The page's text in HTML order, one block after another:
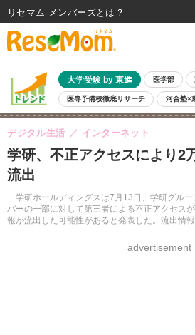
大学受験 by 東進 医学部
医専予備校徹底リサーチ 河合塾×
親子で考える大学選び 高校受験 中学受験
共通テスト 夏休み 8月開催学校説明会・相談
8月開催イベント・WS 全国公立高校 過去問
自由研究教材（小学生向け）
学研、不正アクセスにより2
流出
学研ホールディングスは7月13日、学研グルー
バーの一部に対して第三者による不正アクセス
報が流出した可能性があると発表した。流出情
デジタル生活 インターネット
advertisement
リセマム メンバーズ